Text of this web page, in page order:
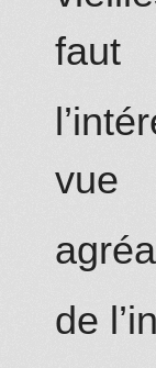
faut
vue
de